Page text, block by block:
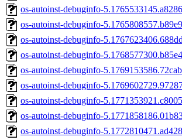
os-autoinst-debuginfo-
os-autoinst-debuginfo-
os-autoinst-debuginfo-
os-autoinst-debuginfo-
os-autoinst-debuginfo-
os-autoinst-debuginfo-
os-autoinst-debuginfo-
os-autoinst-debuginfo-
os-autoinst-debuginfo-